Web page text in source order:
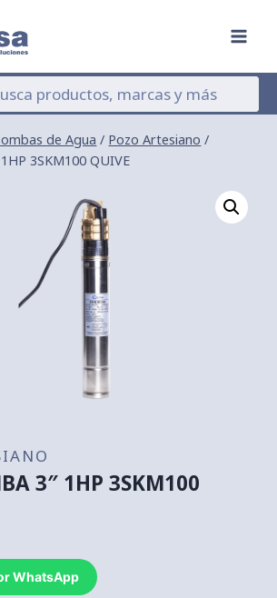
de Agua / Pozo Artesiano /
3SKM100 QUIVE
3″ 1HP 3SKM100
WhatsApp